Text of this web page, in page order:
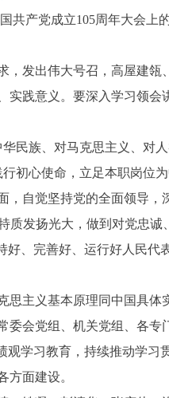
产党成立105周年大会上
出伟大号召，高屋建瓴
践意义。要深入学习领会
族、对马克思主义、对
初心使命，立足本职岗位
自觉坚持党的全面领导，
质发扬光大，做到对党忠
、完善好、运行好人民代
主义基本原理同中国具体
会党组、机关党组、各专
学习教育，持续推动学习
面建设。